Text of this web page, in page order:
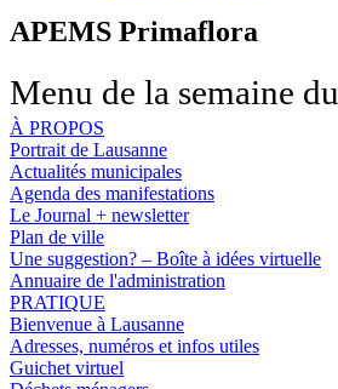
APEMS Primaflora
Menu de la semaine du
À PROPOS
Portrait de Lausanne
Actualités municipales
Agenda des manifestations
Le Journal + newsletter
Plan de ville
Une suggestion? – Boîte à idées virtuelle
Annuaire de l'administration
PRATIQUE
Bienvenue à Lausanne
Adresses, numéros et infos utiles
Guichet virtuel